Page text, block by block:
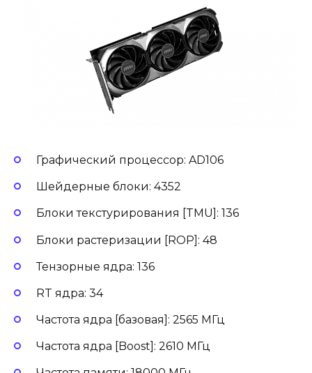
Графический процессор: AD106
Шейдерные блоки: 4352
Блоки текстурирования [TMU]: 136
Блоки растеризации [ROP]: 48
Тензорные ядра: 136
RT ядра: 34
Частота ядра [базовая]: 2565 МГц
Частота ядра [Boost]: 2610 МГц